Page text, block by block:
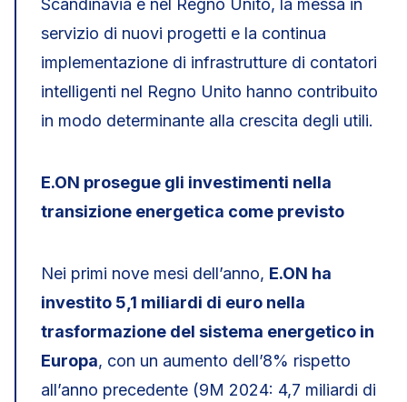
servizio di nuovi progetti e la continua
implementazione di infrastrutture di contatori
intelligenti nel Regno Unito hanno contribuito
in modo determinante alla crescita degli utili.
E.ON prosegue gli investimenti nella
transizione energetica come previsto
Nei primi nove mesi dell’anno, E.ON ha
investito 5,1 miliardi di euro nella
trasformazione del sistema energetico in
Europa, con un aumento dell’8% rispetto
all’anno precedente (9M 2024: 4,7 miliardi di